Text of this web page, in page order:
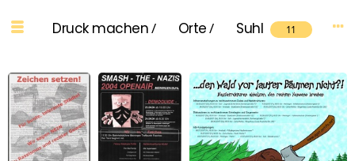
Druck machen/ Orte/ Suhl 11